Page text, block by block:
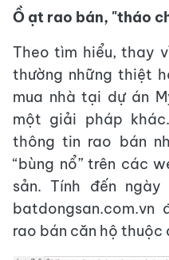
Ồ ạt rao bán, "tháo
Theo tìm hiểu, thay
thường những thiệt
mua nhà tại dự án
một giải pháp
thông tin rao bán
“bùng nổ” trên các
sản. Tính đến
rao bán căn hộ thuộc